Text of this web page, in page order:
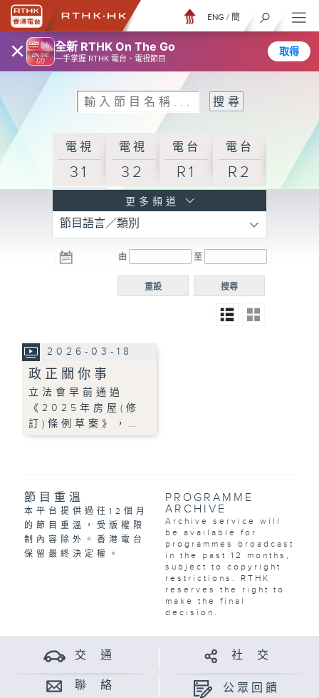
× 全新 RTHK On The Go
一手掌握 RTHK 電台、電視節目
取得
ENG / 簡
電視
31
電視
32
電台
R1
電台
R2
R3
電台 電台
R5
電台
普通
更多頻道
節目語言／類別
由 至
搜尋
重設
2026-03-18
政正關你事
立法會早前通過
《2025年房屋(修
訂)條例草案》，…
節目重溫
本平台提供過往12個月
的節目重溫，受版權限
制內容除外。香港電台
保留最終決定權。
PROGRAMME
ARCHIVE
Archive service will
be available for
programmes broadcast
in the past 12 months,
subject to copyright
restrictions. RTHK
reserves the right to
make the final
decision.
交 通 社 交
聯 絡 公眾回饋